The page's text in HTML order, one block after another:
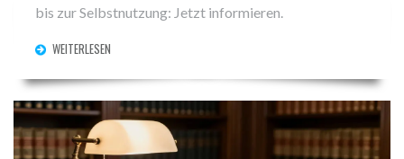
bis zur Selbstnutzung: Jetzt informieren.
WEITERLESEN